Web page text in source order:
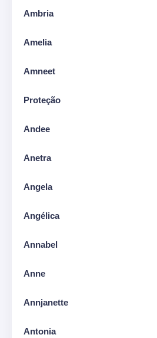
Ambria
Amelia
Amneet
Proteção
Andee
Anetra
Angela
Angélica
Annabel
Anne
Annjanette
Antonia